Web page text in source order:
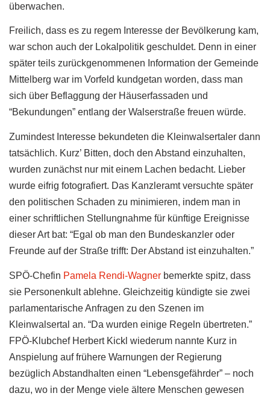
überwachen.
Freilich, dass es zu regem Interesse der Bevölkerung kam,
war schon auch der Lokalpolitik geschuldet. Denn in einer
später teils zurückgenommenen Information der Gemeinde
Mittelberg war im Vorfeld kundgetan worden, dass man
sich über Beflaggung der Häuserfassaden und
“Bekundungen” entlang der Walserstraße freuen würde.
Zumindest Interesse bekundeten die Kleinwalsertaler dann
tatsächlich. Kurz’ Bitten, doch den Abstand einzuhalten,
wurden zunächst nur mit einem Lachen bedacht. Lieber
wurde eifrig fotografiert. Das Kanzleramt versuchte später
den politischen Schaden zu minimieren, indem man in
einer schriftlichen Stellungnahme für künftige Ereignisse
dieser Art bat: “Egal ob man den Bundeskanzler oder
Freunde auf der Straße trifft: Der Abstand ist einzuhalten.”
SPÖ-Chefin Pamela Rendi-Wagner bemerkte spitz, dass
sie Personenkult ablehne. Gleichzeitig kündigte sie zwei
parlamentarische Anfragen zu den Szenen im
Kleinwalsertal an. “Da wurden einige Regeln übertreten.”
FPÖ-Klubchef Herbert Kickl wiederum nannte Kurz in
Anspielung auf frühere Warnungen der Regierung
bezüglich Abstandhalten einen “Lebensgefährder” – noch
dazu, wo in der Menge viele ältere Menschen gewesen